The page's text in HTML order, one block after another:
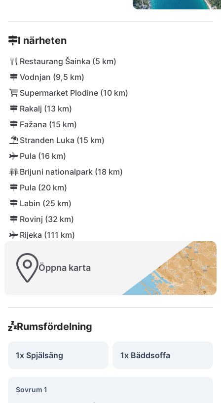
I närheten
Restaurang Šainka (5 km)
Vodnjan (9,5 km)
Supermarket Plodine (10 km)
Rakalj (13 km)
Fažana (15 km)
Stranden Luka (15 km)
Pula (16 km)
Brijuni nationalpark (18 km)
Pula (20 km)
Labin (25 km)
Rovinj (32 km)
Rijeka (111 km)
Öppna karta
Rumsfördelning
1x Spjälsäng 1x Bäddsoffa
Sovrum 1